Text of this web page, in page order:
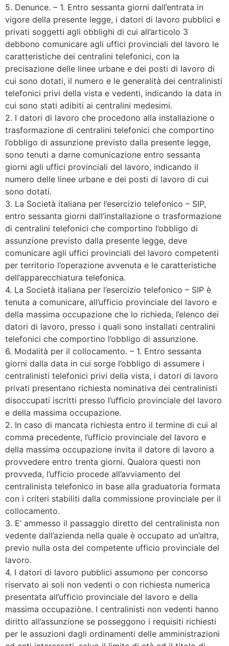
5. Denunce. – 1. Entro sessanta giorni dall’entrata in
vigore della presente legge, i datori di lavoro pubblici e
privati soggetti agli obblighi di cui all’articolo 3
debbono comunicare agli uffici provinciali del lavoro le
caratteristiche dei centralini telefonici, con la
precisazione delle linee urbane e dei posti di lavoro di
cui sono dotati, il numero e le generalità dei centralinisti
telefonici privi della vista e vedenti, indicando la data in
cui sono stati adibiti ai centralini medesimi.
2. I datori di lavoro che procedono alla installazione o
trasformazione di centralini telefonici che comportino
l’obbligo di assunzione previsto dalla presente legge,
sono tenuti a darne comunicazione entro sessanta
giorni agli uffici provinciali del lavoro, indicando il
numero delle linee urbane e dei posti di lavoro di cui
sono dotati.
3. La Società italiana per l’esercizio telefonico – SIP,
entro sessanta giorni dall’installazione o trasformazione
di centralini telefonici che comportino l’obbligo di
assunzione previsto dalla presente legge, deve
comunicare agli uffici provinciali del lavoro competenti
per territorio l’operazione avvenuta e le caratteristiche
dell’apparecchiatura telefonica.
4. La Società italiana per l’esercizio telefonico – SIP è
tenuta a comunicare, all’ufficio provinciale del lavoro e
della massima occupazione che lo richieda, l’elenco dei
datori di lavoro, presso i quali sono installati centralini
telefonici che comportino l’obbligo di assunzione.
6. Modalità per il collocamento. – 1. Entro sessanta
giorni dalla data in cui sorge l’obbligo di assumere i
centralinisti telefonici privi della vista, i datori di lavoro
privati presentano richiesta nominativa dei centralinisti
disoccupati iscritti presso l’ufficio provinciale del lavoro
e della massima occupazione.
2. In caso di mancata richiesta entro il termine di cui al
comma precedente, l’ufficio provinciale del lavoro e
della massima occupazione invita il datore di lavoro a
provvedere entro trenta giorni. Qualora questi non
provveda, l’ufficio procede all’avviamento del
centralinista telefonico in base alla graduatoria formata
con i criteri stabiliti dalla commissione provinciale per il
collocamento.
3. E’ ammesso il passaggio diretto del centralinista non
vedente dall’azienda nella quale è occupato ad un’altra,
previo nulla osta del competente ufficio provinciale del
lavoro.
4. I datori di lavoro pubblici assumono per concorso
riservato ai soli non vedenti o con richiesta numerica
presentata all’ufficio provinciale del lavoro e della
massima occupaziòne. I centralinisti non vedenti hanno
diritto all’assunzione se posseggono i requisiti richiesti
per le assuzioni dagli ordinamenti delle amministrazioni